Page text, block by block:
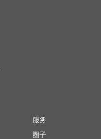
服务
圈子